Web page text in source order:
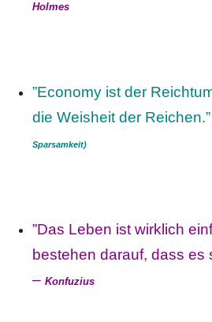
Holmes
”Economy ist der
die Weisheit der
Sparsamkeit)
”Das Leben ist wirklich
bestehen darauf, dass es
– Konfuzius